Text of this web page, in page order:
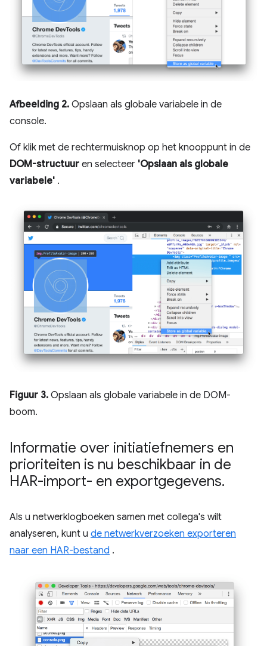
Afbeelding 2. Opslaan als globale variabele in de
console.
Of klik met de rechtermuisknop op het knooppunt in de
DOM-structuur en selecteer 'Opslaan als globale
variabele' .
Figuur 3. Opslaan als globale variabele in de DOM-
boom.
Informatie over initiatiefnemers en
prioriteiten is nu beschikbaar in de
HAR-import- en exportgegevens.
Als u netwerklogboeken samen met collega's wilt
analyseren, kunt u de netwerkverzoeken exporteren
naar een HAR-bestand .